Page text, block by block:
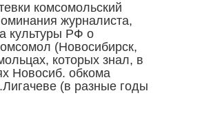
комсомольский
журналиста,
культуры РФ о
(Новосибирск,
которых знал, в
Новосиб. обкома
(в разные годы